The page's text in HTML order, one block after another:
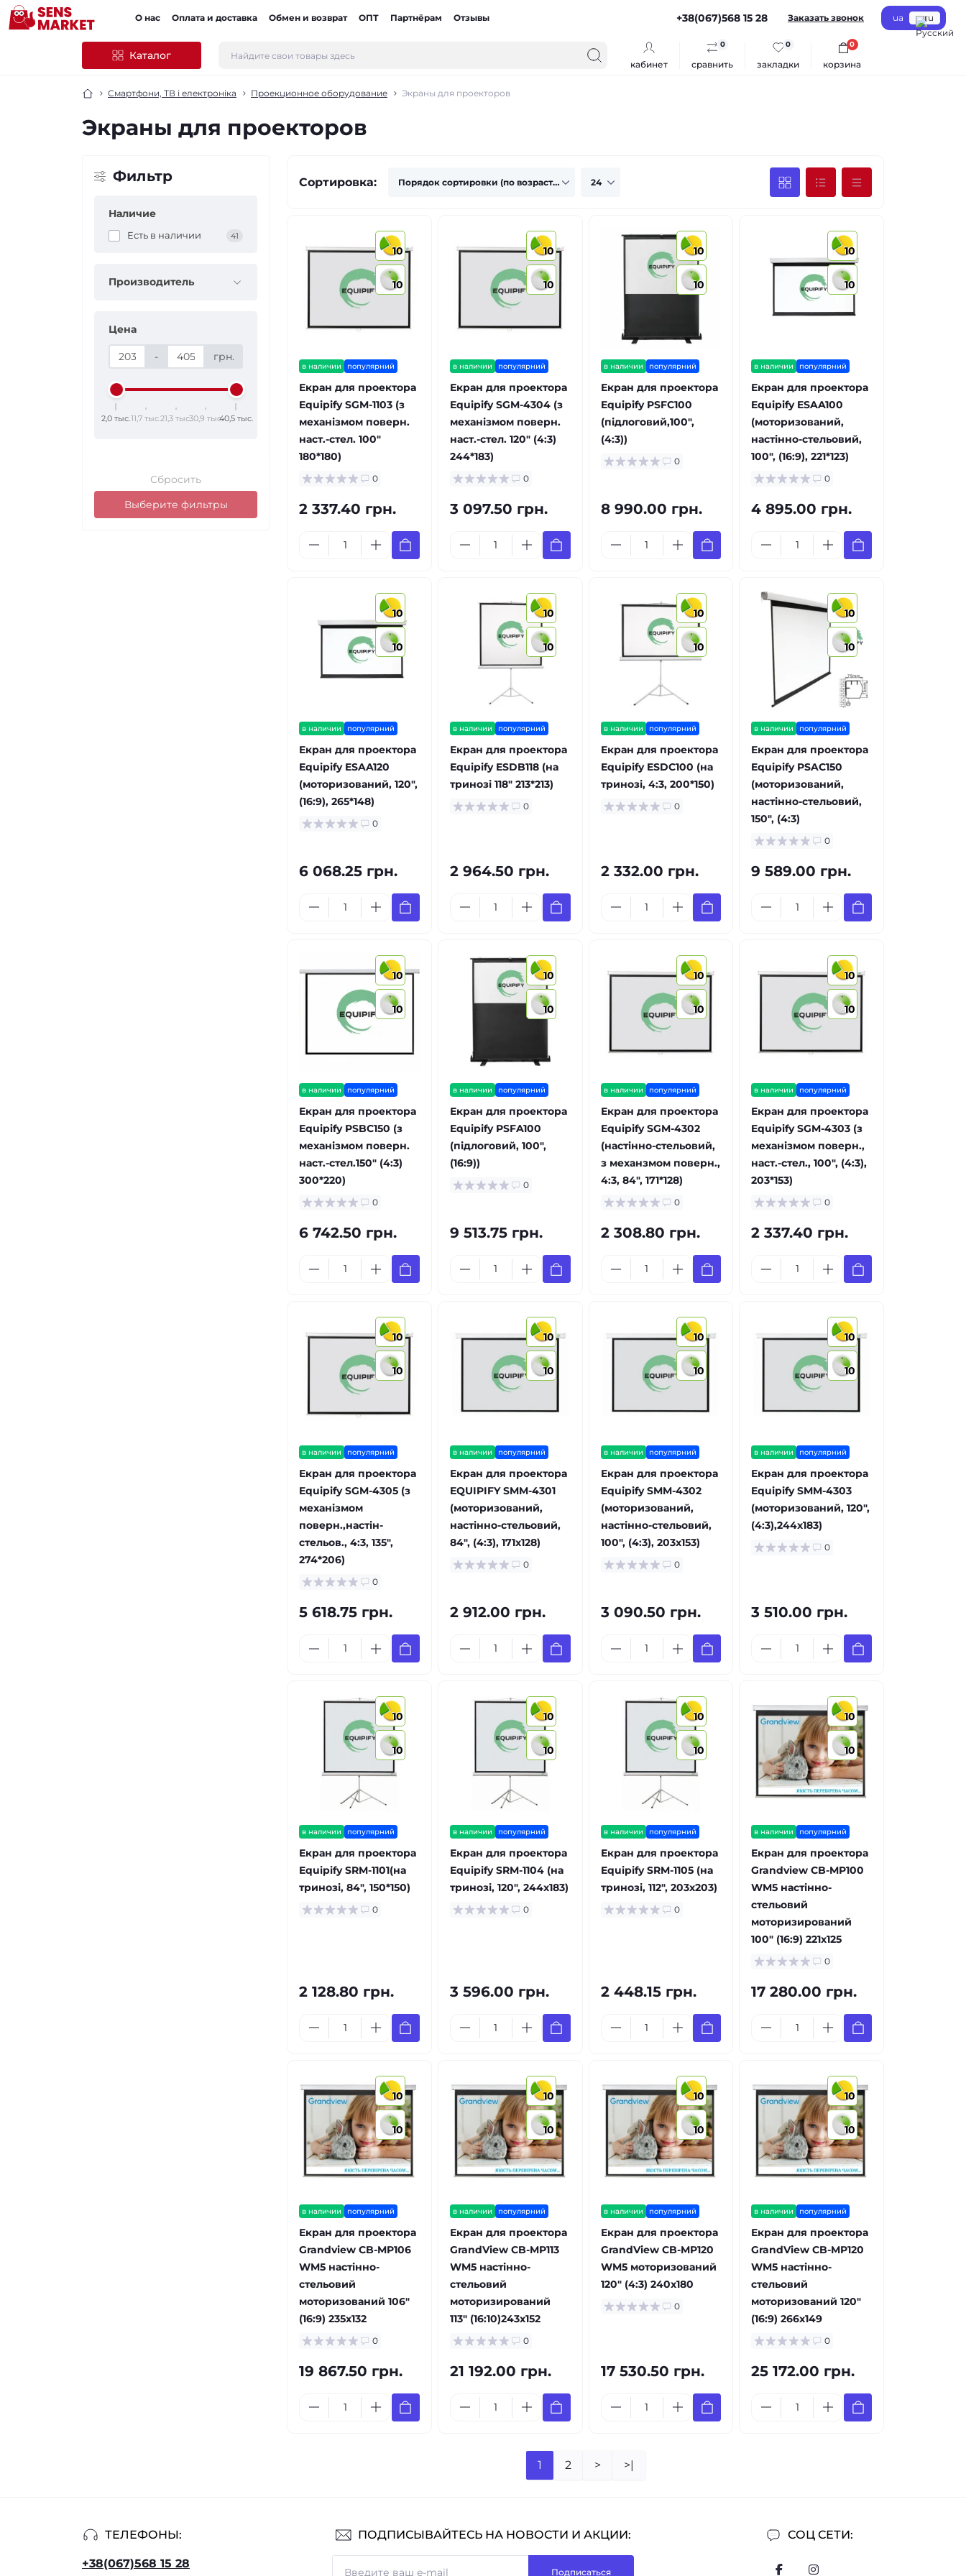
О нас Оплата и доставка Обмен и возврат ОПТ Партнёрам Отзывы +38(067)568 15 28 Заказать звонок ua ru
Каталог
кабинет сравнить
0
закладки
0
корзина
0
Смартфони, ТВ і електроніка Проекционное оборудование Экраны для проекторов
Экраны для проекторов
Фильтр
Наличие
Есть в наличии 41
Производитель
Цена
- грн.
2,0 тыс.11,7 тыс.21,3 тыс.30,9 тыс.40,5 тыс.
Сбросить
Выберите фильтры
Сортировка:
10
10
в наличии популярний
Екран для проектора
Equipify SGM-1103 (з
механізмом поверн.
наст.-стел. 100"
180*180)
0
2 337.40 грн.
10
10
в наличии популярний
Екран для проектора
Equipify SGM-4304 (з
механізмом поверн.
наст.-стел. 120" (4:3)
244*183)
0
3 097.50 грн.
10
10
в наличии популярний
Екран для проектора
Equipify PSFC100
(підлоговий,100",
(4:3))
0
8 990.00 грн.
10
10
в наличии популярний
Екран для проектора
Equipify ESAA100
(моторизований,
настінно-стельовий,
100", (16:9), 221*123)
0
4 895.00 грн.
10
10
в наличии популярний
Екран для проектора
Equipify ESAA120
(моторизований, 120",
(16:9), 265*148)
0
6 068.25 грн.
10
10
в наличии популярний
Екран для проектора
Equipify ESDB118 (на
тринозі 118" 213*213)
0
2 964.50 грн.
10
10
в наличии популярний
Екран для проектора
Equipify ESDC100 (на
тринозі, 4:3, 200*150)
0
2 332.00 грн.
10
10
в наличии популярний
Екран для проектора
Equipify PSAC150
(моторизований,
настінно-стельовий,
150", (4:3)
0
9 589.00 грн.
10
10
в наличии популярний
Екран для проектора
Equipify PSBC150 (з
механізмом поверн.
наст.-стел.150" (4:3)
300*220)
0
6 742.50 грн.
10
10
в наличии популярний
Екран для проектора
Equipify PSFA100
(підлоговий, 100",
(16:9))
0
9 513.75 грн.
10
10
в наличии популярний
Екран для проектора
Equipify SGM-4302
(настінно-стельовий,
з механзмом поверн.,
4:3, 84", 171*128)
0
2 308.80 грн.
10
10
в наличии популярний
Екран для проектора
Equipify SGM-4303 (з
механізмом поверн.,
наст.-стел., 100", (4:3),
203*153)
0
2 337.40 грн.
10
10
в наличии популярний
Екран для проектора
Equipify SGM-4305 (з
механізмом
поверн.,настін-
стельов., 4:3, 135",
274*206)
0
5 618.75 грн.
10
10
в наличии популярний
Екран для проектора
EQUIPIFY SMM-4301
(моторизований,
настінно-стельовий,
84", (4:3), 171x128)
0
2 912.00 грн.
10
10
в наличии популярний
Екран для проектора
Equipify SMM-4302
(моторизований,
настінно-стельовий,
100", (4:3), 203x153)
0
3 090.50 грн.
10
10
в наличии популярний
Екран для проектора
Equipify SMM-4303
(моторизований, 120",
(4:3),244x183)
0
3 510.00 грн.
10
10
в наличии популярний
Екран для проектора
Equipify SRM-1101(на
тринозі, 84", 150*150)
0
2 128.80 грн.
10
10
в наличии популярний
Екран для проектора
Equipify SRM-1104 (на
тринозі, 120", 244х183)
0
3 596.00 грн.
10
10
в наличии популярний
Екран для проектора
Equipify SRM-1105 (на
тринозі, 112", 203х203)
0
2 448.15 грн.
10
10
в наличии популярний
Екран для проектора
Grandview CB-MP100
WM5 настінно-
стельовий
моторизирований
100" (16:9) 221x125
0
17 280.00 грн.
10
10
в наличии популярний
Екран для проектора
Grandview CB-MP106
WM5 настінно-
стельовий
моторизований 106"
(16:9) 235x132
0
19 867.50 грн.
10
10
в наличии популярний
Екран для проектора
GrandView CB-MP113
WM5 настінно-
стельовий
моторизирований
113" (16:10)243x152
0
21 192.00 грн.
10
10
в наличии популярний
Екран для проектора
GrandView CB-MP120
WM5 моторизований
120" (4:3) 240x180
0
17 530.50 грн.
10
10
в наличии популярний
Екран для проектора
GrandView CB-MP120
WM5 настінно-
стельовий
моторизований 120"
(16:9) 266x149
0
25 172.00 грн.
1 2 > >|
ТЕЛЕФОНЫ:
+38(067)568 15 28
СОЦ СЕТИ:
ПОДПИСЫВАЙТЕСЬ НА НОВОСТИ И АКЦИИ:
Подписаться